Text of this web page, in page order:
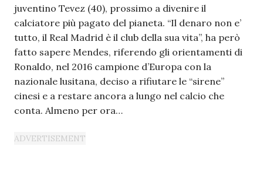
juventino Tevez (40), prossimo a divenire il
calciatore più pagato del pianeta. “Il denaro non e’
tutto, il Real Madrid è il club della sua vita”, ha però
fatto sapere Mendes, riferendo gli orientamenti di
Ronaldo, nel 2016 campione d’Europa con la
nazionale lusitana, deciso a rifiutare le “sirene”
cinesi e a restare ancora a lungo nel calcio che
conta. Almeno per ora…